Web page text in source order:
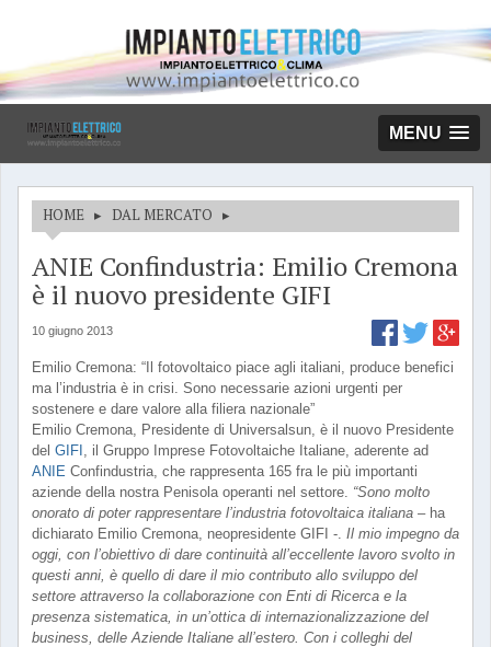
MENU
HOME ▸ DAL MERCATO ▸
ANIE Confindustria: Emilio Cremona
è il nuovo presidente GIFI
10 giugno 2013
Emilio Cremona: “Il fotovoltaico piace agli italiani, produce benefici
ma l’industria è in crisi. Sono necessarie azioni urgenti per
sostenere e dare valore alla filiera nazionale”
Emilio Cremona, Presidente di Universalsun, è il nuovo Presidente
del GIFI , il Gruppo Imprese Fotovoltaiche Italiane, aderente ad
ANIE Confindustria, che rappresenta 165 fra le più importanti
aziende della nostra Penisola operanti nel settore. “Sono molto
onorato di poter rappresentare l’industria fotovoltaica italiana – ha
dichiarato Emilio Cremona, neopresidente GIFI -. Il mio impegno da
oggi, con l’obiettivo di dare continuità all’eccellente lavoro svolto in
questi anni, è quello di dare il mio contributo allo sviluppo del
settore attraverso la collaborazione con Enti di Ricerca e la
presenza sistematica, in un’ottica di internazionalizzazione del
business, delle Aziende Italiane all’estero. Con i colleghi del